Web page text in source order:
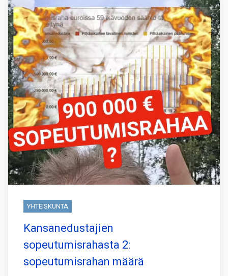
YHTEISKUNTA
Kansanedustajien
sopeutumisrahasta 2:
sopeutumisrahan määrä